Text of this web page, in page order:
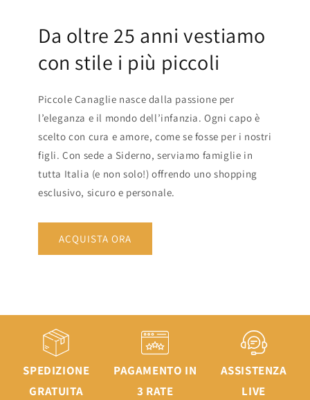
Da oltre 25 anni vestiamo
con stile i più piccoli
Piccole Canaglie nasce dalla passione per
l’eleganza e il mondo dell’infanzia. Ogni capo è
scelto con cura e amore, come se fosse per i nostri
figli. Con sede a Siderno, serviamo famiglie in
tutta Italia (e non solo!) offrendo uno shopping
esclusivo, sicuro e personale.
ACQUISTA ORA
SPEDIZIONE
GRATUITA
PAGAMENTO IN
3 RATE
ASSISTENZA
LIVE